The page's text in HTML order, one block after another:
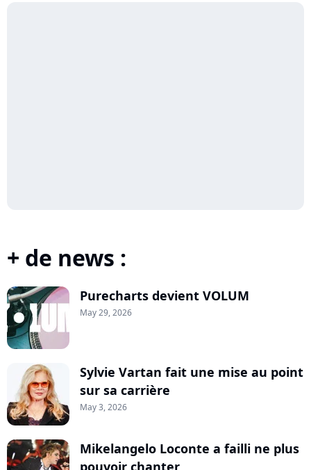
+ de news :
Purecharts devient VOLUM
May 29, 2026
Sylvie Vartan fait une mise au point
sur sa carrière
May 3, 2026
Mikelangelo Loconte a failli ne plus
pouvoir chanter